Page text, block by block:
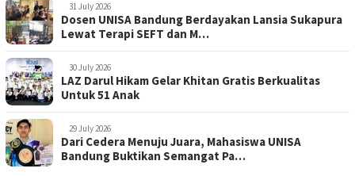
31 July 2026
Dosen UNISA Bandung Berdayakan Lansia Sukapura
Lewat Terapi SEFT dan M…
30 July 2026
LAZ Darul Hikam Gelar Khitan Gratis Berkualitas
Untuk 51 Anak
29 July 2026
Dari Cedera Menuju Juara, Mahasiswa UNISA
Bandung Buktikan Semangat Pa…